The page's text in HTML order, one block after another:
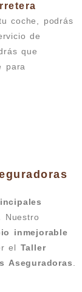
coche, podrás
de
que
para
Nuestro
inmejorable
el Taller
Aseguradoras